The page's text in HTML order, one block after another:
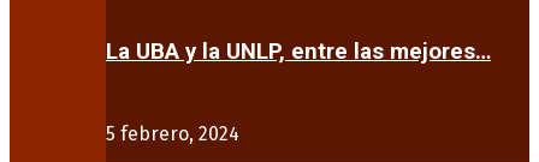
La UBA y la UNLP, entre las mejores…
5 febrero, 2024